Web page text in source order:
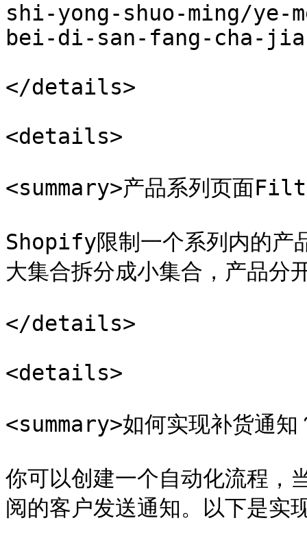
shi-yong-shuo-ming/
bei-di-san-fang-cha-
</details>
<details>
<summary>产品系列页面
Shopify限制一个系列内的产
大集合拆分成小集合，产品分
</details>
<details>
<summary>如何实现补货通
你可以创建一个自动化流程，
阅的客户发送通知。以下是实